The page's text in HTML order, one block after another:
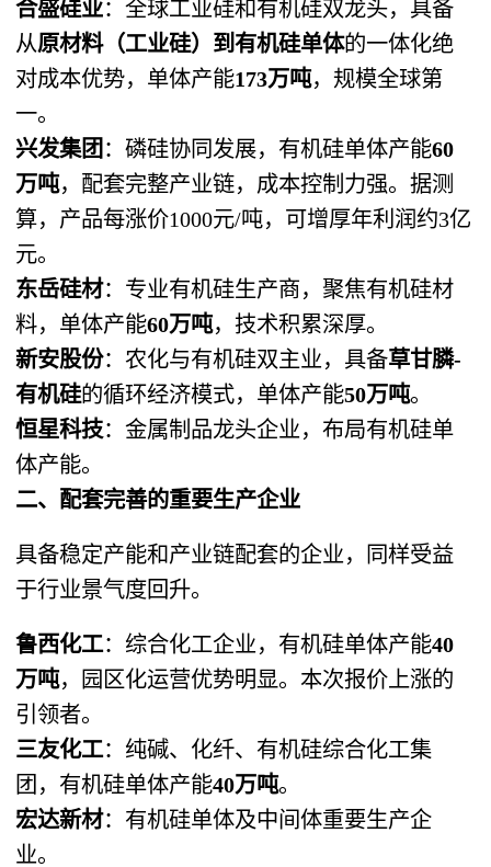
合盛硅业：全球工业硅和有机硅双龙头，具备
从原材料（工业硅）到有机硅单体的一体化绝
对成本优势，单体产能173万吨，规模全球第
一。
兴发集团 ：磷硅协同发展，有机硅单体产能60
万吨，配套完整产业链，成本控制力强。据测
算，产品每涨价1000元/吨，可增厚年利润约3亿
元。
东岳硅材：专业有机硅生产商，聚焦有机硅材
料，单体产能60万吨，技术积累深厚。
新安股份：农化与有机硅双主业，具备草甘膦-
有机硅的循环经济模式，单体产能50万吨。
恒星科技：金属制品龙头企业，布局有机硅单
体产能。
二、配套完善的重要生产企业
具备稳定产能和产业链配套的企业，同样受益
于行业景气度回升。
鲁西化工：综合化工企业，有机硅单体产能40
万吨，园区化运营优势明显。本次报价上涨的
引领者。
三友化工：纯碱、化纤、有机硅综合化工集
团，有机硅单体产能40万吨。
宏达新材：有机硅单体及中间体重要生产企
业。